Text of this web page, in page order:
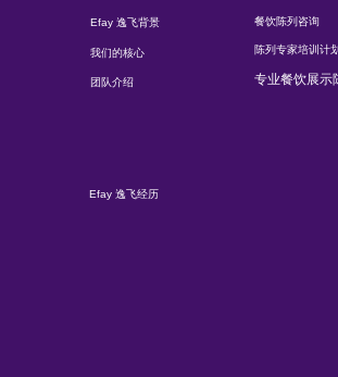
Efay 逸飞背景
我们的核心
团队介绍
餐饮陈列咨询
陈列专家培训计划
专业餐饮展示
Efay 逸飞经历